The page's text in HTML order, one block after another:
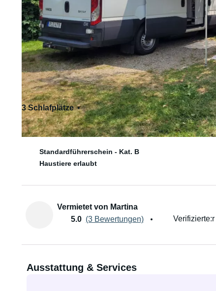
3 Schlafplätze
3 Sitzplätze
Standardführerschein - Kat. B
Haustiere erlaubt
Vermietet von Martina
5.0 (3 Bewertungen)
Ausstattung & Services